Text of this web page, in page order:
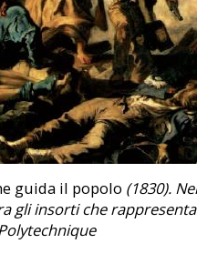
guida il popolo (1830).
gli insorti che